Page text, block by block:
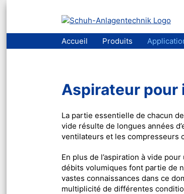
Aller
au
Accueil Produits
Aspirateur pour
La partie essentielle de chacun
vide résulte de longues années
ventilateurs et les compresseurs
En plus de l’aspiration à vide
débits volumiques font partie de
vastes connaissances dans ce
multiplicité de différentes